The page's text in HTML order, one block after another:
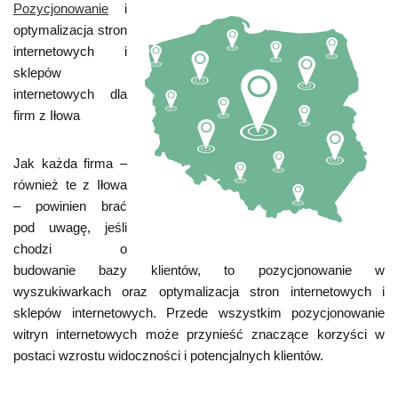
Pozycjonowanie i
optymalizacja stron
internetowych i
sklepów
internetowych dla
firm z Iłowa
Jak każda firma –
również te z Iłowa
– powinien brać
pod uwagę, jeśli
chodzi o
budowanie bazy klientów, to pozycjonowanie w
wyszukiwarkach oraz optymalizacja stron internetowych i
sklepów internetowych. Przede wszystkim pozycjonowanie
witryn internetowych może przynieść znaczące korzyści w
postaci wzrostu widoczności i potencjalnych klientów.